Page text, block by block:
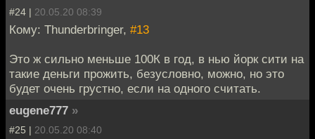
#24 | 20.05.20 08:39
Кому: Thunderbringer, #13
Это ж сильно меньше 100К в год, в нью йорк сити на
такие деньги прожить, безусловно, можно, но это
будет очень грустно, если на одного считать.
eugene777 »
#25 | 20.05.20 08:40